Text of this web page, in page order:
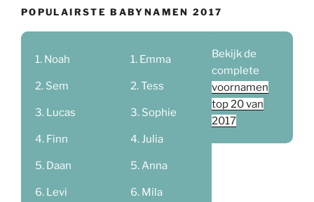
POPULAIRSTE BABYNAMEN 2017
Noah
Sem
Lucas
Finn
Daan
Levi
Emma
Tess
Sophie
Julia
Anna
Mila
Bekijk de
complete
voornamen
top 20 van
2017